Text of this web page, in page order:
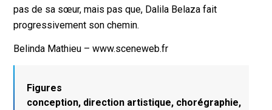
pas de sa sœur, mais pas que, Dalila Belaza fait
progressivement son chemin.
Belinda Mathieu – www.sceneweb.fr
Figures
conception, direction artistique, chorégraphie,